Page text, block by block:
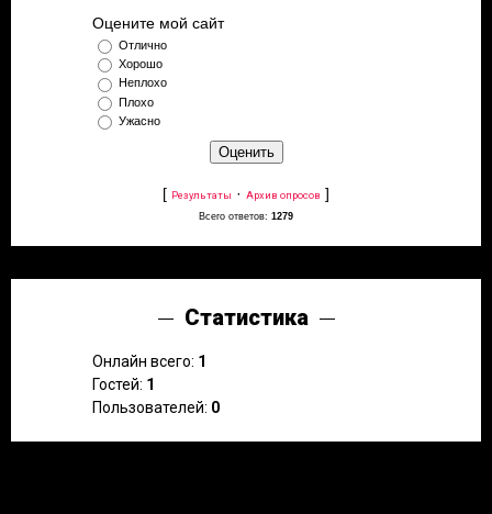
Оцените мой сайт
Отлично
Хорошо
Неплохо
Плохо
Ужасно
[ Результаты · Архив опросов ]
Всего ответов: 1279
Статистика
Онлайн всего: 1
Гостей: 1
Пользователей: 0